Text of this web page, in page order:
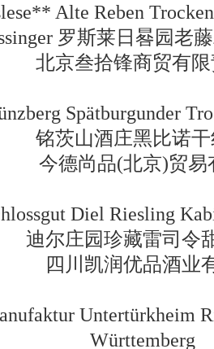
Alte Reben
罗斯莱日晷园老
北京叁拾锋商贸有限
Spätburgunder
铭茨山酒庄黑比诺干
今德尚品(北京)贸易
Diel Riesling
尔庄园珍藏雷司令
四川凯润优品酒业
Untertürkheim
Württemberg